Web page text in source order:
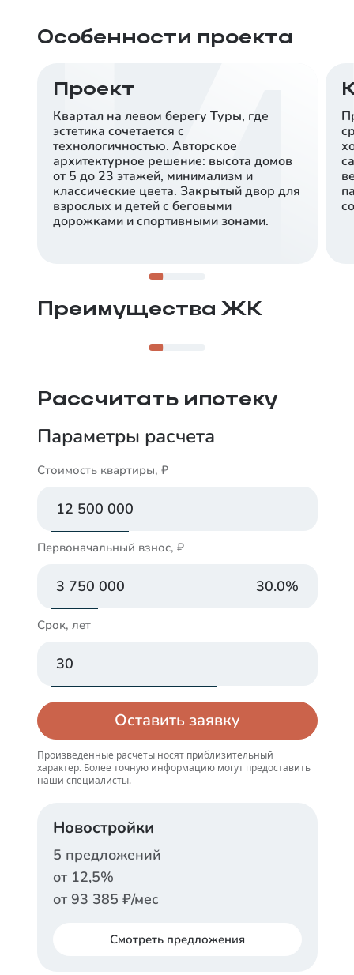
Особенности проекта
Проект
Квартал на левом берегу Туры, где
эстетика сочетается с
технологичностью. Авторское
архитектурное решение: высота домов
от 5 до 23 этажей, минимализм и
классические цвета. Закрытый двор для
взрослых и детей с беговыми
дорожками и спортивными зонами.
Преимущества ЖК
Сердце развивающегося 5-го Заречного
Рассчитать ипотеку
Параметры расчета
Стоимость квартиры, ₽
Первоначальный взнос, ₽
30.0%
Срок, лет
Оставить заявку
Произведенные расчеты носят приблизительный
характер. Более точную информацию могут предоставить
наши специалисты.
Новостройки
5 предложений
от 12,5%
от 93 385 ₽/мес
Смотретьпредложения